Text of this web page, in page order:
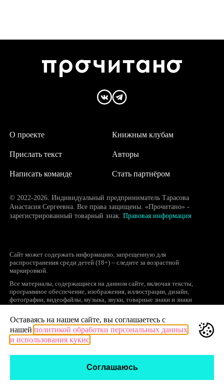
О проекте
Написать команде
Авторы
Прислать текст
Книжным клубам
Стать партнёром
© 2022-2026. Индивидуальный предприниматель Тарасова
Анастасия Сергеевна. Все права защищены. «Прочитано» -
зарегистрированный товарный знак. Правовая информация
Сайт может содержать информацию, запрещенную для
распространения среди детей (18+) – следите за возрастной
маркировкой.
Все материалы, содержащиеся на данном сайте, включая тексты,
программное обеспечение, изображения, иллюстрации, дизайн,
фотографии, видеофайлы, музыка, звуки, товарные знаки и знаки
объектами интеллектуальной собственности, исключительные права на
использование которых принадлежат правообладателям.
Запрещается полное или частичное копирование и распространение (в
том числе, путем воспроизведения и размещения на других сайтах и
Оставаясь на нашем сайте, вы соглашаетесь с
нашей политикой обработки персональных данных
и использования кукис
Соглашаюсь